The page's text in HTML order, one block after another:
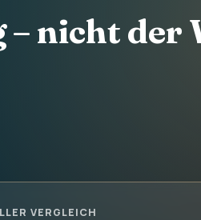
nicht der
VERGLEICH